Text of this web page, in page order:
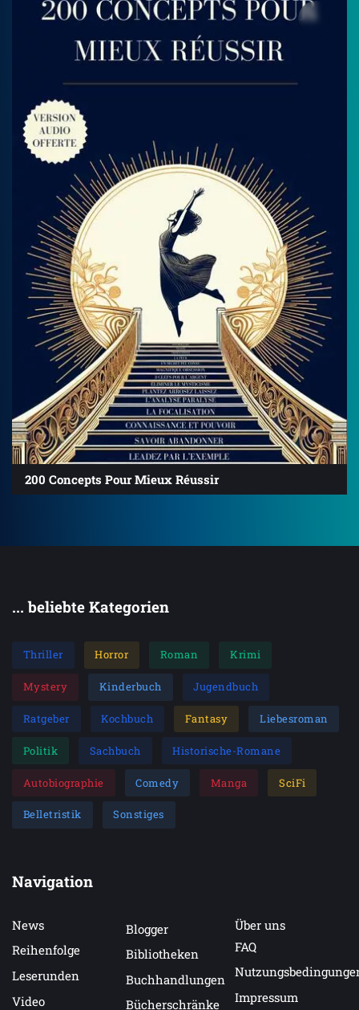
200 Concepts Pour Mieux Réussir
... beliebte Kategorien
Thriller Horror Roman Krimi
Mystery Kinderbuch Jugendbuch
Ratgeber Kochbuch Fantasy Liebesroman
Politik Sachbuch Historische-Romane
Autobiographie Comedy Manga SciFi
Belletristik Sonstiges
Navigation
News
Reihenfolge
Leserunden
Video
Blogger
Bibliotheken
Buchhandlungen
Bücherschränke
Über uns
FAQ
Impressum